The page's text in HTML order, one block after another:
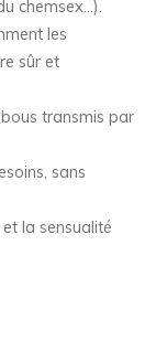
chemsex…).
les
sûr et
transmis par
sans
la sensualité